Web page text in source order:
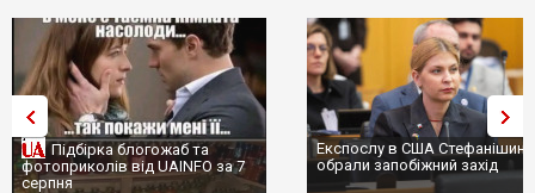
Експослу в США Стефанішиній
обрали запобіжний захід
Трамп не передасть
сотні ракет до Patriot, бо
...